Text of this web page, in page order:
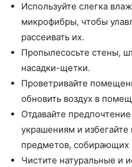
Используйте слегка
микрофибры, чтобы
рассеивать их.
Пропылесосьте стены,
насадки-щетки.
Проветривайте
обновить воздух в
Отдавайте
украшениям и
предметов, собирающих
Чистите натуральные и